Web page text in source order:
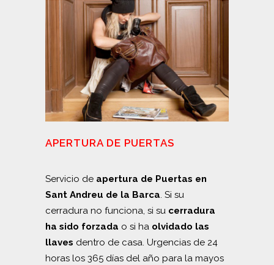
APERTURA DE PUERTAS
Servicio de apertura de Puertas en
Sant Andreu de la Barca. Si su
cerradura no funciona, si su cerradura
ha sido forzada o si ha olvidado las
llaves dentro de casa. Urgencias de 24
horas los 365 días del año para la mayos